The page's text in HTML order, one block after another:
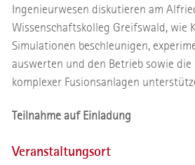
Ingenieurwesen diskutieren am
Wissenschaftskolleg Greifswald, wie
Simulationen beschleunigen,
auswerten und den Betrieb sowie
komplexer Fusionsanlagen
Teilnahme auf Einladung
Veranstaltungsort